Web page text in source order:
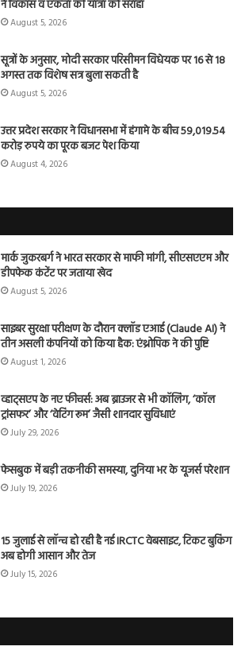
ने विकास व एकता की यात्रा को सराहा
August 5, 2026
सूत्रों के अनुसार, मोदी सरकार परिसीमन विधेयक पर 16 से 18
अगस्त तक विशेष सत्र बुला सकती है
August 5, 2026
उत्तर प्रदेश सरकार ने विधानसभा में हंगामे के बीच 59,019.54
करोड़ रुपये का पूरक बजट पेश किया
August 4, 2026
मार्क जुकरबर्ग ने भारत सरकार से माफी मांगी, सीएसएएम और
डीपफेक कंटेंट पर जताया खेद
August 5, 2026
साइबर सुरक्षा परीक्षण के दौरान क्लॉड एआई (Claude AI) ने
तीन असली कंपनियों को किया हैक: एंथ्रोपिक ने की पुष्टि
August 1, 2026
व्हाट्सएप के नए फीचर्स: अब ब्राउजर से भी कॉलिंग, ‘कॉल
ट्रांसफर’ और ‘वेटिंग रूम’ जैसी शानदार सुविधाएं
July 29, 2026
फेसबुक में बड़ी तकनीकी समस्या, दुनिया भर के यूजर्स परेशान
July 19, 2026
15 जुलाई से लॉन्च हो रही है नई IRCTC वेबसाइट, टिकट बुकिंग
अब होगी आसान और तेज
July 15, 2026